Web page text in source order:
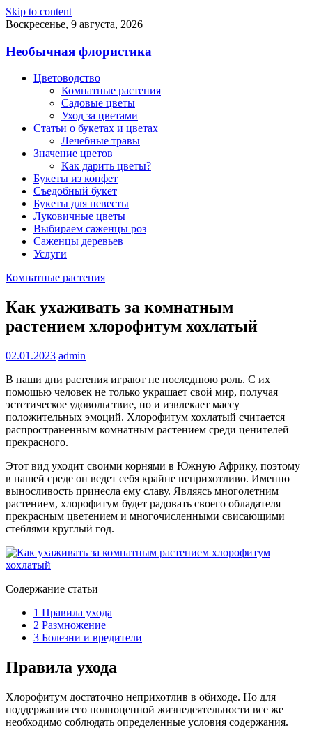
Skip to content
Воскресенье, 9 августа, 2026
Необычная флористика
Цветоводство
Комнатные растения
Садовые цветы
Уход за цветами
Статьи о букетах и цветах
Лечебные травы
Значение цветов
Как дарить цветы?
Букеты из конфет
Съедобный букет
Букеты для невесты
Луковичные цветы
Выбираем саженцы роз
Саженцы деревьев
Услуги
Комнатные растения
Как ухаживать за комнатным
растением хлорофитум хохлатый
02.01.2023 admin
В наши дни растения играют не последнюю роль. С их
помощью человек не только украшает свой мир, получая
эстетическое удовольствие, но и извлекает массу
положительных эмоций. Хлорофитум хохлатый считается
распространенным комнатным растением среди ценителей
прекрасного.
Этот вид уходит своими корнями в Южную Африку, поэтому
в нашей среде он ведет себя крайне неприхотливо. Именно
выносливость принесла ему славу. Являясь многолетним
растением, хлорофитум будет радовать своего обладателя
прекрасным цветением и многочисленными свисающими
стеблями круглый год.
Содержание статьи
1 Правила ухода
2 Размножение
3 Болезни и вредители
Правила ухода
Хлорофитум достаточно неприхотлив в обиходе. Но для
поддержания его полноценной жизнедеятельности все же
необходимо соблюдать определенные условия содержания.